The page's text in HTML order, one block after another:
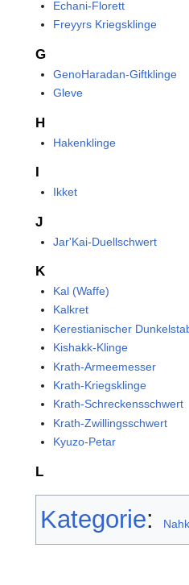
Echani-Florett
Freyyrs Kriegsklinge
G
GenoHaradan-Giftklinge
Gleve
H
Hakenklinge
I
Ikket
J
Jar'Kai-Duellschwert
K
Kal (Waffe)
Kalkret
Kerestianischer
Kishakk-Klinge
Krath-Armeemesser
Krath-Kriegsklinge
Krath-Schreckensschwert
Krath-Zwillingsschwert
Kyuzo-Petar
L
Kategorie: